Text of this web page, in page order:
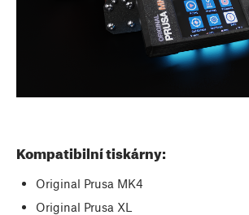
Kompatibilní tiskárny:
Original Prusa MK4
Original Prusa XL